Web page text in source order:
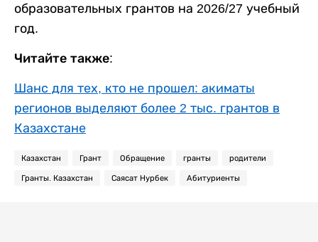
образовательных грантов на 2026/27 учебный
год.
Читайте также:
Шанс для тех, кто не прошел: акиматы
регионов выделяют более 2 тыс. грантов в
Казахстане
Казахстан Грант Обращение гранты родители
Гранты. Казахстан Саясат Нурбек Абитуриенты